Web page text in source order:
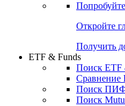
Попробуйте
Откройте
Получить
ETF & Funds
Поиск ETF
Сравнение
Поиск
Поиск